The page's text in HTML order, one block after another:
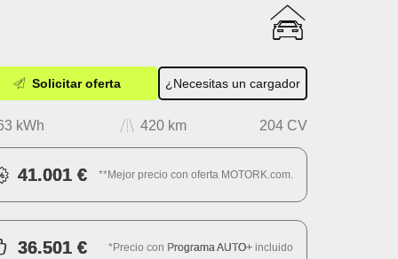
Solicitar oferta ¿Necesitas un cargador
kWh 420 km 204 CV
41.001 € **Mejor precio con oferta MOTORK.com.
36.501 € *Precio con Programa AUTO+ incluido